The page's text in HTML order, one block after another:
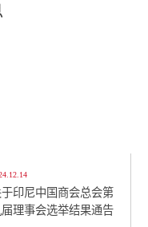
于印尼中国商会总会第
届理事会选举结果通告